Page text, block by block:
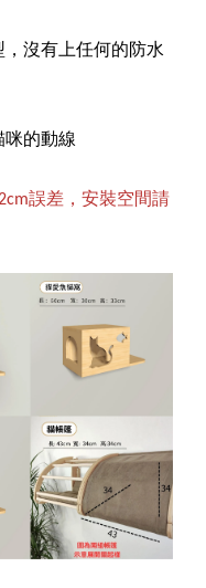
沒有上任何的防水
咪的動線
誤差，安裝空間請